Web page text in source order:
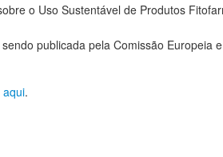
o Uso Sustentável de Produtos
publicada pela Comissão Europeia
aqui.